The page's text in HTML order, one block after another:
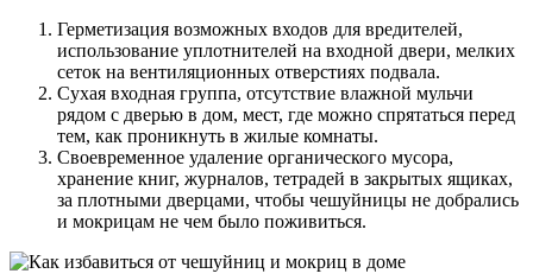
Герметизация возможных входов для вредителей,
использование уплотнителей на входной двери, мелких
сеток на вентиляционных отверстиях подвала.
Сухая входная группа, отсутствие влажной мульчи
рядом с дверью в дом, мест, где можно спрятаться перед
тем, как проникнуть в жилые комнаты.
Своевременное удаление органического мусора,
хранение книг, журналов, тетрадей в закрытых ящиках,
за плотными дверцами, чтобы чешуйницы не добрались
и мокрицам не чем было поживиться.